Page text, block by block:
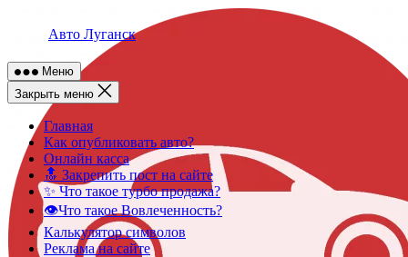
Авто Луганск
Меню
Закрыть меню
Главная
Как опубликовать авто?
Онлайн касса
🔝 Закрепить пост на сайте
✨ Что такое турбо продажа?
👁️Что такое Вовлеченность?
Калькулятор символов
Реклама на сайте